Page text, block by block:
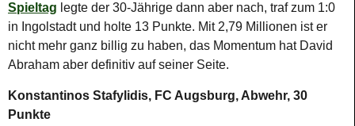
Spieltag legte der 30-Jährige dann aber nach, traf zum 1:0
in Ingolstadt und holte 13 Punkte. Mit 2,79 Millionen ist er
nicht mehr ganz billig zu haben, das Momentum hat David
Abraham aber definitiv auf seiner Seite.
Konstantinos Stafylidis, FC Augsburg, Abwehr, 30
Punkte